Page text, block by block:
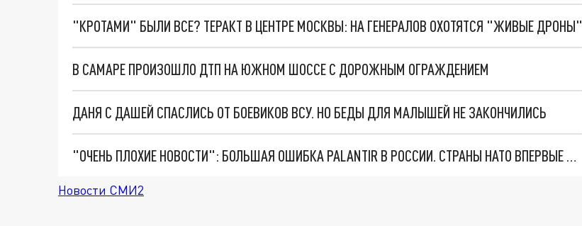
"КРОТАМИ" БЫЛИ ВСЕ? ТЕРАКТ В ЦЕНТРЕ МОСКВЫ: НА ГЕНЕРАЛОВ ОХОТЯТСЯ "ЖИВЫЕ ДРОНЫ"
В САМАРЕ ПРОИЗОШЛО ДТП НА ЮЖНОМ ШОССЕ С ДОРОЖНЫМ ОГРАЖДЕНИЕМ
ДАНЯ С ДАШЕЙ СПАСЛИСЬ ОТ БОЕВИКОВ ВСУ. НО БЕДЫ ДЛЯ МАЛЫШЕЙ НЕ ЗАКОНЧИЛИСЬ
"ОЧЕНЬ ПЛОХИЕ НОВОСТИ": БОЛЬШАЯ ОШИБКА PALANTIR В РОССИИ. СТРАНЫ НАТО ВПЕРВЫЕ ЗА СВО ОСТАНОВИЛИ ПОСТАВКИ ОРУЖИЯ. ВСУ ТЕРЯЮТ ПРИГРАНИЧЬЕ?
Новости СМИ2